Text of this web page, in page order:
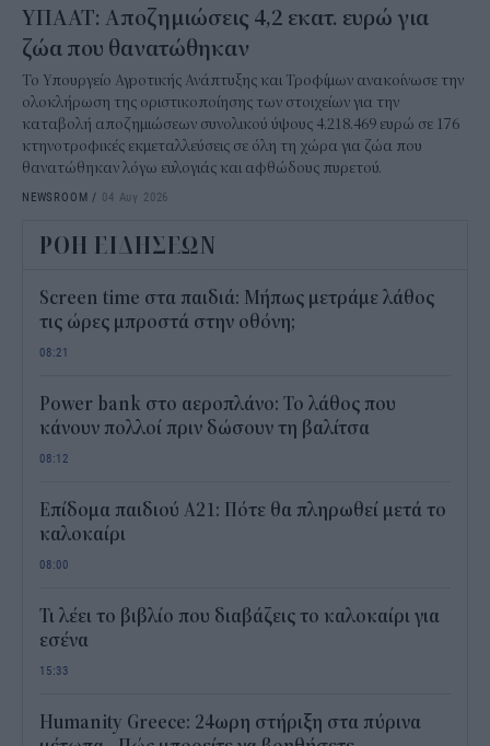
ΥΠΑΑΤ: Αποζημιώσεις 4,2 εκατ. ευρώ για
ζώα που θανατώθηκαν
Το Υπουργείο Αγροτικής Ανάπτυξης και Τροφίμων ανακοίνωσε την
ολοκλήρωση της οριστικοποίησης των στοιχείων για την
καταβολή αποζημιώσεων συνολικού ύψους 4.218.469 ευρώ σε 176
κτηνοτροφικές εκμεταλλεύσεις σε όλη τη χώρα για ζώα που
θανατώθηκαν λόγω ευλογιάς και αφθώδους πυρετού.
NEWSROOM / 04 Αυγ 2026
ΡΟΗ ΕΙΔΗΣΕΩΝ
Screen time στα παιδιά: Μήπως μετράμε λάθος
τις ώρες μπροστά στην οθόνη;
08:21
Power bank στο αεροπλάνο: Το λάθος που
κάνουν πολλοί πριν δώσουν τη βαλίτσα
08:12
Επίδομα παιδιού Α21: Πότε θα πληρωθεί μετά το
καλοκαίρι
08:00
Τι λέει το βιβλίο που διαβάζεις το καλοκαίρι για
εσένα
15:33
Humanity Greece: 24ωρη στήριξη στα πύρινα